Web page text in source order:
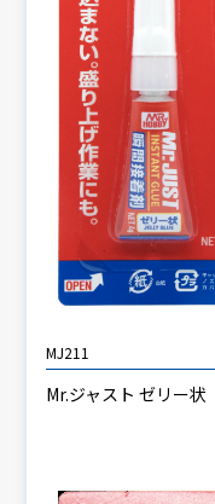
MJ211
Mr.ジャスト ゼリー状